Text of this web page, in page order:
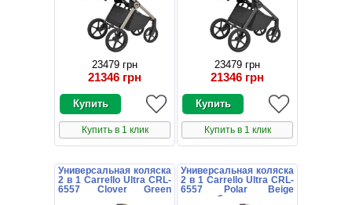
23479 грн
21346 грн
Купить в 1 клик
23479 грн
21346 грн
Купить в 1 клик
Универсальная коляска
2 в 1 Carrello Ultra CRL-
6557 Clover Green
Универсальная коляска
2 в 1 Carrello Ultra CRL-
6557 Polar Beige
светло-бежевая